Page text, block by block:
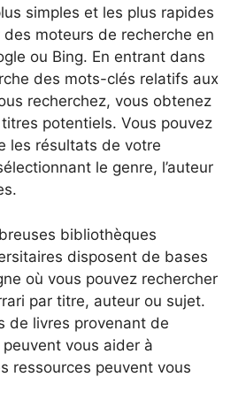
simples et les plus rapides
moteurs de recherche en
ou Bing. En entrant dans
des mots-clés relatifs aux
recherchez, vous obtenez
potentiels. Vous pouvez
les résultats de votre
le genre, l’auteur
bibliothèques
disposent de bases
où vous pouvez rechercher
par titre, auteur ou sujet.
de livres provenant de
vous aider à
ressources peuvent vous